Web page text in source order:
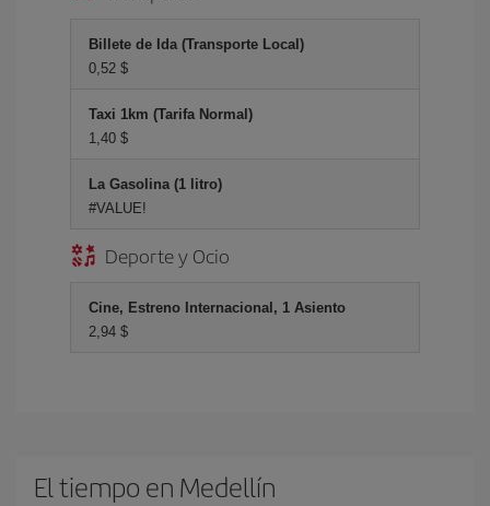
Billete de Ida (Transporte Local)
0,52 $
Taxi 1km (Tarifa Normal)
1,40 $
La Gasolina (1 litro)
#VALUE!
Deporte y Ocio
Cine, Estreno Internacional, 1 Asiento
2,94 $
El tiempo en Medellín